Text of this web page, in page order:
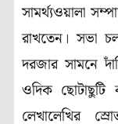
সামর্থ্যওয়ালা
রাখতেন। সভা
দরজার সামনে
ওদিক ছোটাছুটি
লেখালেখির